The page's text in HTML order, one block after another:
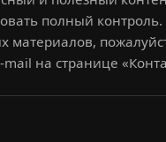
полный
материалов,
на странице